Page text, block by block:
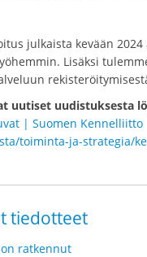
julkaista kevään
Lisäksi
uutiset uudistuksesta
| Suomen Kennelliitto
toiminta-ja-strategia/
tiedotteet
ratkennut